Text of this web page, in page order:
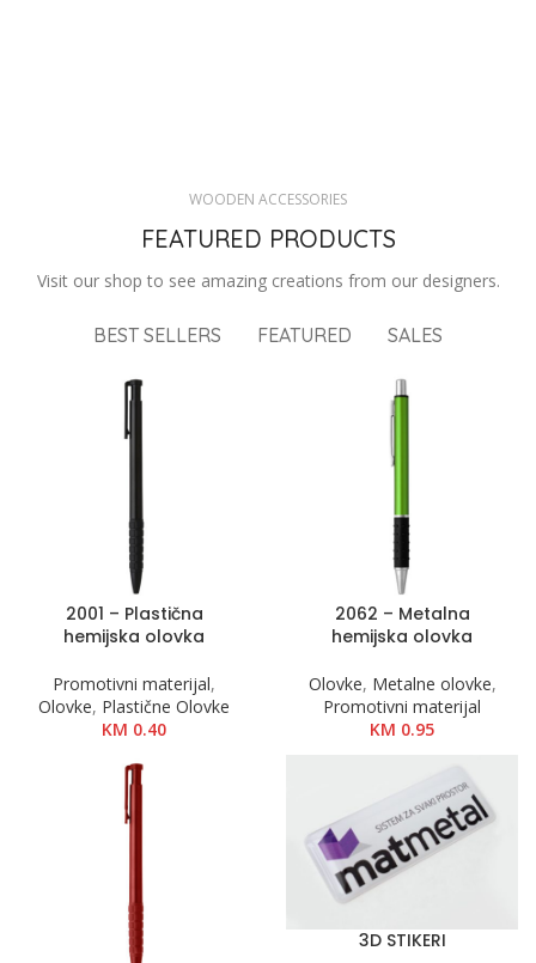
WOODEN ACCESSORIES
FEATURED PRODUCTS
Visit our shop to see amazing creations from our designers.
BEST SELLERS FEATURED SALES
2001 – Plastična
hemijska olovka
Promotivni materijal,
Olovke, Plastične Olovke
KM 0.40
2062 – Metalna
hemijska olovka
Olovke, Metalne olovke,
Promotivni materijal
KM 0.95
3D STIKERI